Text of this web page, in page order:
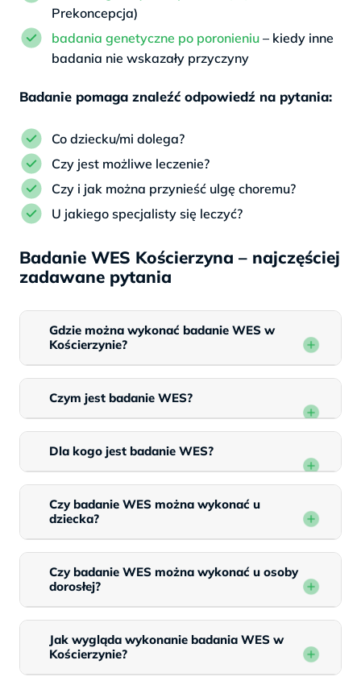
Prekoncepcja)
badania genetyczne po poronieniu – kiedy inne
badania nie wskazały przyczyny
Badanie pomaga znaleźć odpowiedź na pytania:
Co dziecku/mi dolega?
Czy jest możliwe leczenie?
Czy i jak można przynieść ulgę choremu?
U jakiego specjalisty się leczyć?
Badanie WES Kościerzyna – najczęściej
zadawane pytania
Gdzie można wykonać badanie WES w
Kościerzynie?
Czym jest badanie WES?
Dla kogo jest badanie WES?
Czy badanie WES można wykonać u
dziecka?
Czy badanie WES można wykonać u osoby
dorosłej?
Jak wygląda wykonanie badania WES w
Kościerzynie?